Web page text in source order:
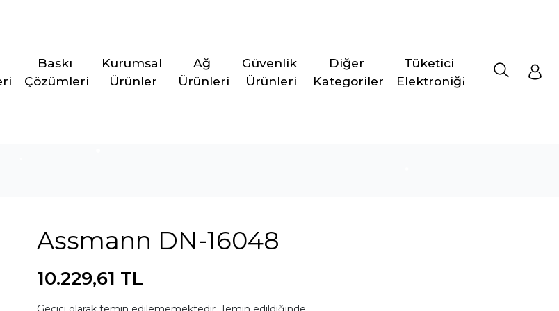
Baskı
Çözümleri
Kurumsal
Ürünler
Ağ
Ürünleri
Güvenlik
Ürünleri
Diğer
Kategoriler
Tüketici
Elektroniği
Assmann DN-16048
10.229,61 TL